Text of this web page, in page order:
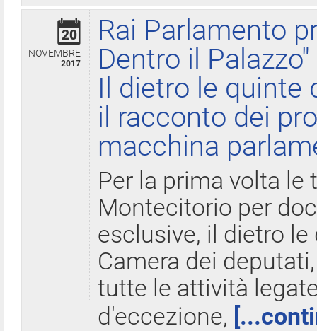
20
NOVEMBRE
2017
Rai Parlamento
Dentro il Palazzo"
Il dietro le quinte
il racconto dei
macchina
Per la prima volta le
Montecitorio per
esclusive, il dietro
Camera dei
tutte le attività
d'eccezione,